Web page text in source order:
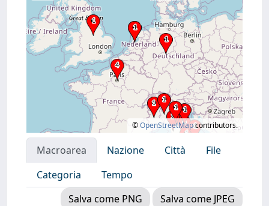
©OpenStreetMapcontributors.
Macroarea Nazione Città
File
Categoria
Tempo
Salva come PNG
Salva come JPEG